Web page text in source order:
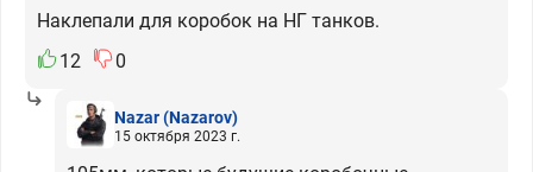
Наклепали для коробок на НГ танков.
12
0
Nazar(Nazarov)
15 октября 2023 г.